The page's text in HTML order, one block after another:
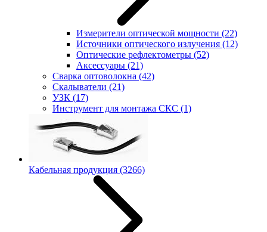
Измерители оптической мощности (22)
Источники оптического излучения (12)
Оптические рефлектометры (52)
Аксессуары (21)
Сварка оптоволокна (42)
Скалыватели (21)
УЗК (17)
Инструмент для монтажа СКС (1)
Кабельная продукция (3266)